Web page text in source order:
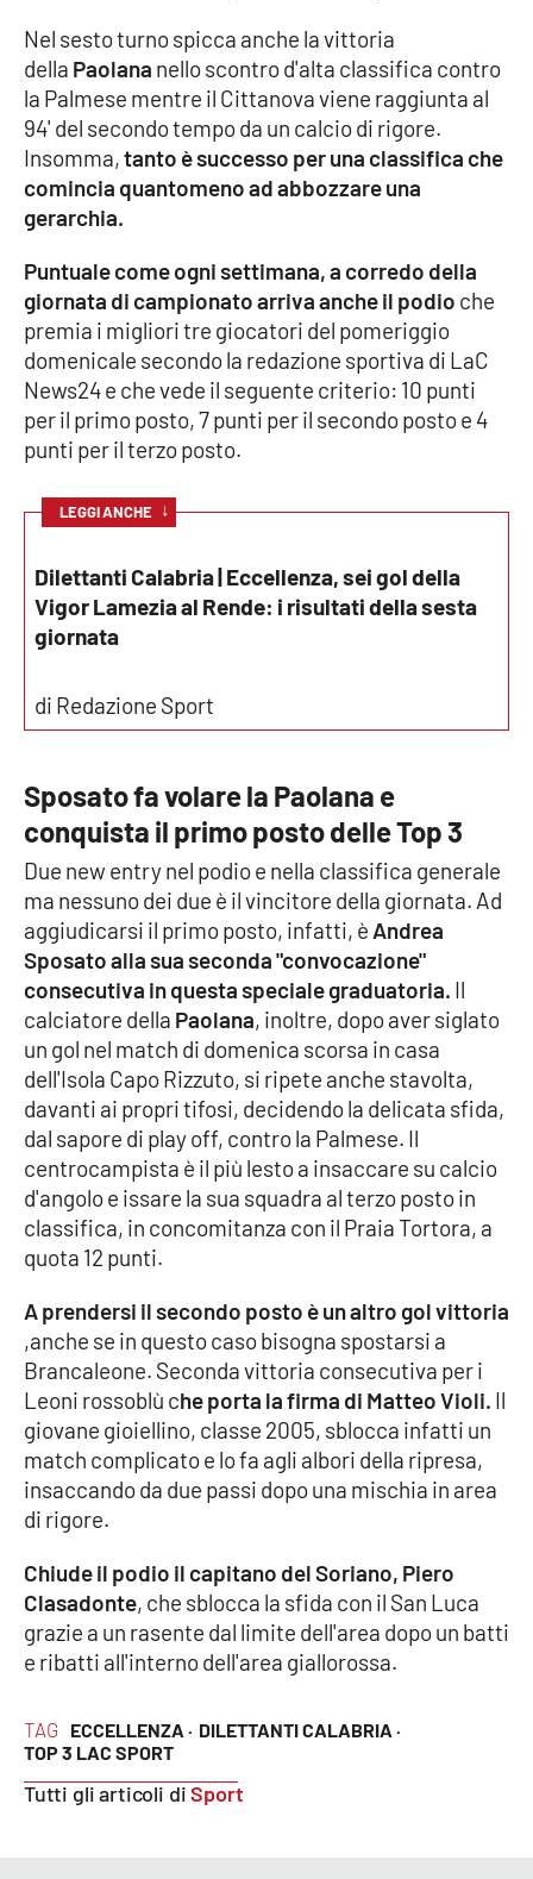
Cultura
Economia e Lavoro
Politica
Sanità
Società
Sport
RUBRICHE
Leggendo Alvaro insieme
Le perfidie di Antonella Grippo
Venti di comunicazione
STREAMING
LaC TV
LaC Network
LaC OnAir
EDIZIONI
LOCALI
Catanzaro
Crotone
Vibo Valentia
Reggio Calabria
Cosenza
Lamezia Terme
PROGETTI
SPECIALI
Buona Sanità Calabria
LA
CALABRIAVISIONE
Destinazioni
TAG ECCELLENZA · DILETTANTI CALABRIA ·
TOP 3 LAC SPORT
Tutti gli articoli diSport
Nel sesto turno spicca anche la vittoria
della Paolana nello scontro d'alta classifica contro
la Palmese mentre il Cittanova viene raggiunta al
94' del secondo tempo da un calcio di rigore.
Insomma,tanto è successo per una classifica che
comincia quantomeno ad abbozzare una
gerarchia.
Puntuale come ogni settimana, a corredo della
giornata di campionato arriva anche il podio che
premia i migliori tre giocatori del pomeriggio
domenicale secondo la redazione sportiva di LaC
News24 e che vede il seguente criterio: 10 punti
per il primo posto, 7 punti per il secondo posto e 4
punti per il terzo posto.
LEGGI ANCHE ↓
Dilettanti Calabria | Eccellenza, sei gol della
Vigor Lamezia al Rende: i risultati della sesta
giornata
di Redazione Sport
Sposato fa volare la Paolana e
conquista il primo posto delle Top 3
Due new entry nel podio e nella classifica generale
ma nessuno dei due è il vincitore della giornata. Ad
aggiudicarsi il primo posto, infatti, è Andrea
Sposato alla sua seconda "convocazione"
consecutiva in questa speciale graduatoria. Il
calciatore della Paolana, inoltre, dopo aver siglato
un gol nel match di domenica scorsa in casa
dell'Isola Capo Rizzuto, si ripete anche stavolta,
davanti ai propri tifosi, decidendo la delicata sfida,
dal sapore di play off, contro la Palmese. Il
centrocampista è il più lesto a insaccare su calcio
d'angolo e issare la sua squadra al terzo posto in
classifica, in concomitanza con il Praia Tortora, a
quota 12 punti.
A prendersi il secondo posto è un altro gol vittoria
,anche se in questo caso bisogna spostarsi a
Brancaleone. Seconda vittoria consecutiva per i
Leoni rossoblù che porta la firma di Matteo Violi. Il
giovane gioiellino, classe 2005, sblocca infatti un
match complicato e lo fa agli albori della ripresa,
insaccando da due passi dopo una mischia in area
di rigore.
Chiude il podio il capitano del Soriano, Piero
Clasadonte, che sblocca la sfida con il San Luca
grazie a un rasente dal limite dell'area dopo un batti
e ribatti all'interno dell'area giallorossa.